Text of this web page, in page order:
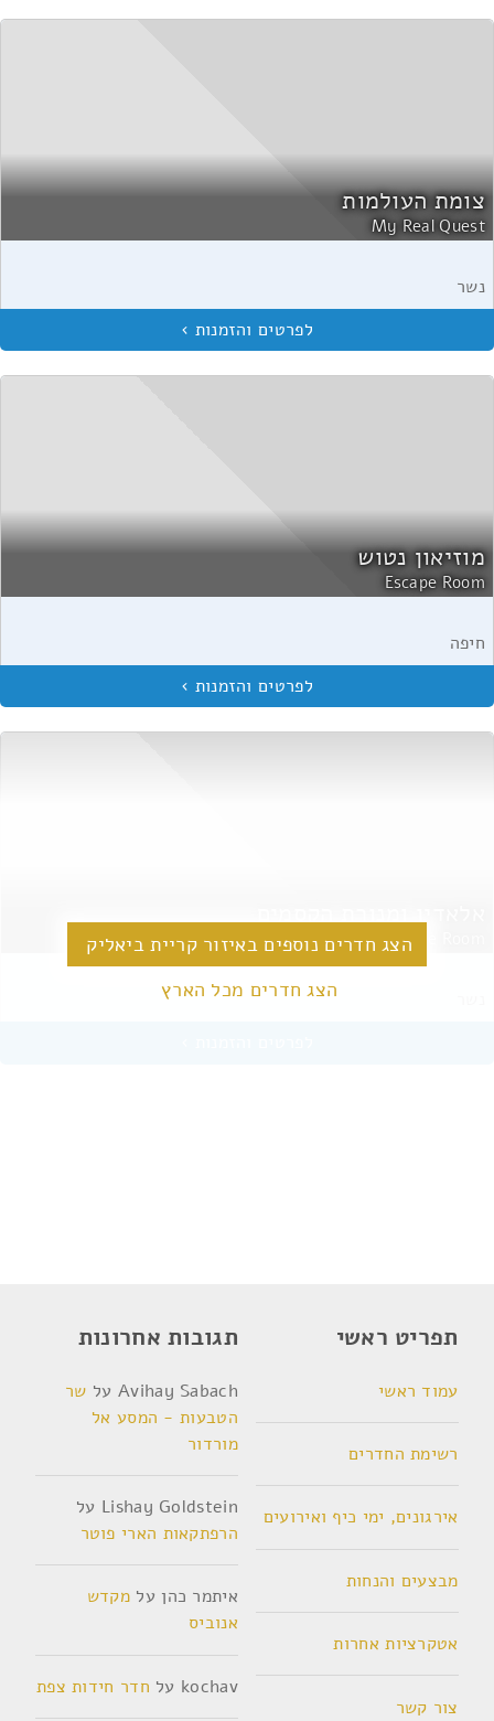
צומת העולמות
My Real Quest
נשר
מוזיאון נטוש
Escape Room
חיפה
אלאדין ומנורת הקסמים
Escape Roomהצג חדרים נוספים באיזור קריית ביאליק
הצג חדרים מכל הארץ
תפריט ראשי
עמוד ראשי
רשימת החדרים
אירגונים, ימי כיף ואירועים
מבצעים והנחות
אטקרציות אחרות
צור קשר
תגובות אחרונות
Avihay Sabach על שר
הטבעות - המסע אל
מורדור
Lishay Goldstein על
הרפתקאות הארי פוטר
איתמר כהן על מקדש
אנוביס
kochav על חדר חידות צפת